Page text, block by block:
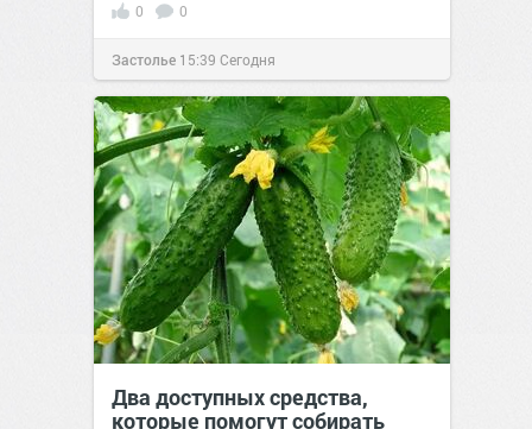
0 0
Застолье 15:39 Сегодня
Два доступных средства,
которые помогут собирать